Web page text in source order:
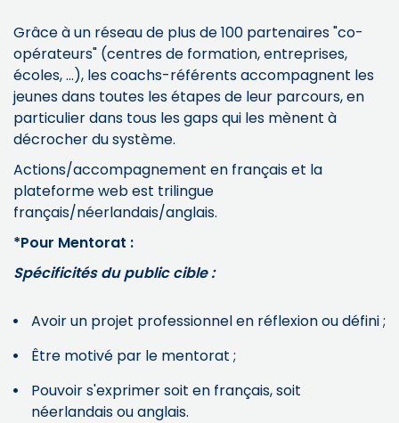
Grâce à un réseau de plus de 100 partenaires "co-
opérateurs" (centres de formation, entreprises,
écoles, ...), les coachs-référents accompagnent les
jeunes dans toutes les étapes de leur parcours, en
particulier dans tous les gaps qui les mènent à
décrocher du système.
Actions/accompagnement en français et la
plateforme web est trilingue
français/néerlandais/anglais.
*Pour Mentorat :
Spécificités dupublic cible :
Avoir un projet professionnel en réflexion ou défini ;
Être motivé par le mentorat ;
Pouvoir s'exprimer soit en français, soit
néerlandais ou anglais.